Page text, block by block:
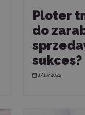
Ploter
do
sukces?
3/13/2025